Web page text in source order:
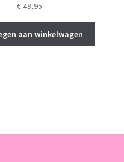
€49,95
aan winkelwagen